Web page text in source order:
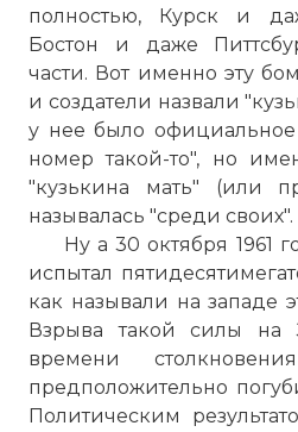
полностью, Курск и
Бостон и даже
части. Вот именно эту
и создатели назвали
у нее было
номер такой-то", но
"кузькина мать" (или
называлась "среди своих".
Ну а 30 октября 1961
испытал
как называли на западе
Взрыва такой силы
времени
предположительно
Политическим
Кузькина мать